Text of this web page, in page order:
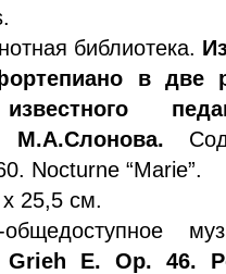
библиотека.
в две
М.А.Слонова.
Nocturne “Marie”.
25,5 см.
Grieh E. Op. 46.